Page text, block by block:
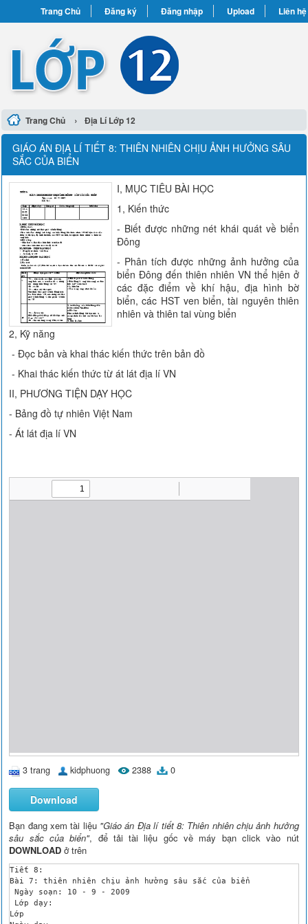
Trang Chủ Đăng ký Đăng nhập Upload Liên hệ
Trang Chủ › Địa Lí Lớp 12
GIÁO ÁN ĐỊA LÍ TIẾT 8: THIÊN NHIÊN CHỊU ẢNH HƯỞNG SÂU
SẮC CỦA BIỂN
I, MỤC TIÊU BÀI HỌC
1, Kiến thức
- Biết được những nét khái quát về biển
Đông
- Phân tích được những ảnh hưởng của
biển Đông đến thiên nhiên VN thể hịên ở
các đặc điểm về khí hậu, địa hình bờ
biển, các HST ven biển, tài nguyên thiên
nhiên và thiên tai vùng biển
2, Kỹ năng
- Đọc bản và khai thác kiến thức trên bản đồ
- Khai thác kiến thức từ át lát địa lí VN
II, PHƯƠNG TIỆN DẠY HỌC
- Bảng đồ tự nhiên Việt Nam
- Át lát địa lí VN
3 trang kidphuong 2388 0
Download
Bạn đang xem tài liệu "Giáo án Địa lí tiết 8: Thiên nhiên chịu ảnh hưởng
sâu sắc của biển", để tải tài liệu gốc về máy bạn click vào nút
DOWNLOAD ở trên
Tiết 8:
Bài 7: thiên nhiên chịu ảnh hưởng sâu sắc của biển
Ngày soạn: 10 - 9 - 2009
Lớp dạy:
Lớp